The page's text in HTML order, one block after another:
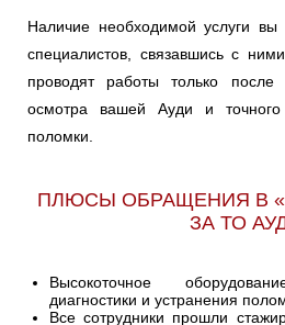
Наличие необходимой услуги
специалистов, связавшись с
проводят работы только после
осмотра вашей Ауди и
поломки.
ПЛЮСЫ ОБРАЩЕНИЯ В
ЗА ТО
Высокоточное
диагностики и устранения
Все сотрудники прошли